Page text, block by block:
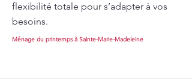
flexibilité totale pour s’adapter à vos
besoins.
Ménage du printemps à Sainte-Marie-Madeleine